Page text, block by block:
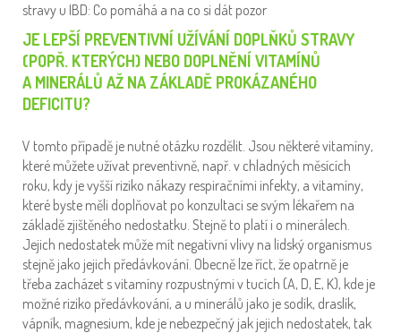
stravy u IBD: Co pomáhá a na co si dát pozor
JE LEPŠÍ PREVENTIVNÍ UŽÍVÁNÍ DOPLŇKŮ STRAVY
(POPŘ. KTERÝCH) NEBO DOPLNĚNÍ VITAMÍNŮ
A MINERÁLŮ AŽ NA ZÁKLADĚ PROKÁZANÉHO
DEFICITU?
V tomto případě je nutné otázku rozdělit. Jsou některé vitamíny,
které můžete užívat preventivně, např. v chladných měsících
roku, kdy je vyšší riziko nákazy respiračními infekty, a vitamíny,
které byste měli doplňovat po konzultaci se svým lékařem na
základě zjištěného nedostatku. Stejně to platí i o minerálech.
Jejich nedostatek může mít negativní vlivy na lidský organismus
stejně jako jejich předávkování. Obecně lze říct, že opatrně je
třeba zacházet s vitamíny rozpustnými v tucích (A, D, E, K), kde je
možné riziko předávkování, a u minerálů jako je sodík, draslík,
vápník, magnesium, kde je nebezpečný jak jejich nedostatek, tak